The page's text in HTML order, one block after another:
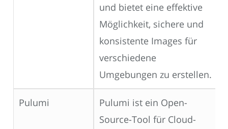
und bietet eine effektive
Möglichkeit, sichere und
konsistente Images für
verschiedene
Umgebungen zu erstellen.
Pulumi
Pulumi ist ein Open-
Source-Tool für Cloud-